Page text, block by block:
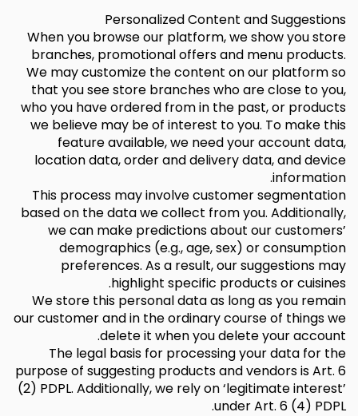
Personalized Content and Suggestions
When you browse our platform, we show you store
branches, promotional offers and menu products.
We may customize the content on our platform so
that you see store branches who are close to you,
who you have ordered from in the past, or products
we believe may be of interest to you. To make this
feature available, we need your account data,
location data, order and delivery data, and device
information.
This process may involve customer segmentation
based on the data we collect from you. Additionally,
we can make predictions about our customers’
demographics (e.g., age, sex) or consumption
preferences. As a result, our suggestions may
highlight specific products or cuisines.
We store this personal data as long as you remain
our customer and in the ordinary course of things we
delete it when you delete your account.
The legal basis for processing your data for the
purpose of suggesting products and vendors is Art. 6
(2) PDPL. Additionally, we rely on ‘legitimate interest’
under Art. 6 (4) PDPL.